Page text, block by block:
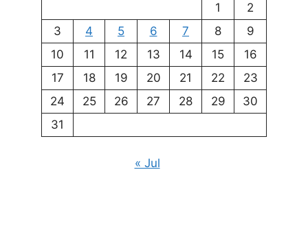
1
2
3
4 5 6 7 8
9
10
11 12 13 14 15
16
17
18 19 20 21 22
23
24
25 26 27 28 29
30
31
« Jul